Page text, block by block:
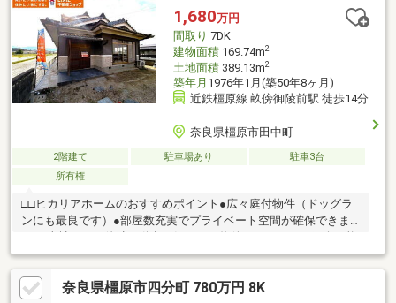
談からご購入後のアフタ―フォローまで、一人の担当者が行いま
す。■お気軽にご相談ください！♪♪お問合せお待ちしております
1,680万円
間取り 7DK
建物面積169.74m2
土地面積389.13m2
築年月 1976年1月(築50年8ヶ月)
近鉄橿原線 畝傍御陵前駅 徒歩14分
奈良県橿原市田中町
2階建て 駐車場あり
駐車3台
所有権
□□ヒカリアホームのおすすめポイント●広々庭付物件（ドッグラ
ンにも最良です）●部屋数充実でプライベート空間が確保できま
です！ 煩わしい複数の不動産会社とのやりとりを一本化！ 【1
日】で全物件をご紹介できるよう手配させていただきます。□■地
元奈良中南部のことなら弊社にお任せください！ 地域密着！
奈良県橿原市四分町 780万円 8K